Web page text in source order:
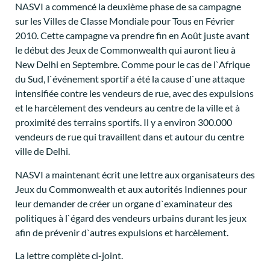
NASVI a commencé la deuxième phase de sa campagne
sur les Villes de Classe Mondiale pour Tous en Février
2010. Cette campagne va prendre fin en Août juste avant
le début des Jeux de Commonwealth qui auront lieu à
New Delhi en Septembre. Comme pour le cas de l`Afrique
du Sud, l`événement sportif a été la cause d`une attaque
intensifiée contre les vendeurs de rue, avec des expulsions
et le harcèlement des vendeurs au centre de la ville et à
proximité des terrains sportifs. Il y a environ 300.000
vendeurs de rue qui travaillent dans et autour du centre
ville de Delhi.
NASVI a maintenant écrit une lettre aux organisateurs des
Jeux du Commonwealth et aux autorités Indiennes pour
leur demander de créer un organe d`examinateur des
politiques à l`égard des vendeurs urbains durant les jeux
afin de prévenir d`autres expulsions et harcèlement.
La lettre complète ci-joint.